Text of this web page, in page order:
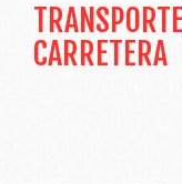
CARRETERA